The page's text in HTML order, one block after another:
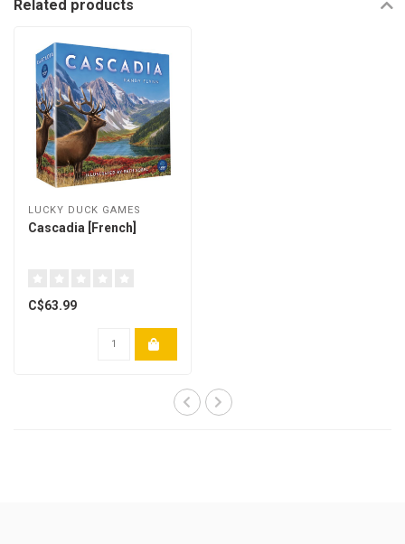
Related products
LUCKY DUCK GAMES
Cascadia [French]
C$63.99